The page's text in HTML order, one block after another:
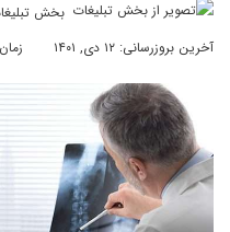
بخش
آخرین بروزرسانی: ۱۲ دی, ۱۴۰۱
زمان